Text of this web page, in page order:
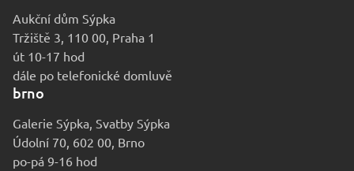
Aukční dům Sýpka
Tržiště 3, 110 00, Praha 1
út 10-17 hod
dále po telefonické domluvě
brno
Galerie Sýpka, Svatby Sýpka
Údolní 70, 602 00, Brno
po-pá 9-16 hod